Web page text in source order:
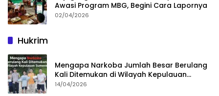
Awasi Program MBG, Begini Cara Lapornya
02/04/2026
Hukrim
Mengapa Narkoba Jumlah Besar Berulang
Kali Ditemukan di Wilayah Kepulauan
Sumenep?
14/04/2026